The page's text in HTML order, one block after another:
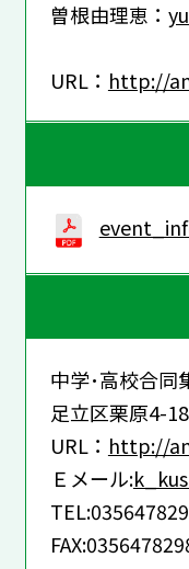
曽根由理恵：
URL： http://
中学･高校合
足立区栗原4-
URL： http://
Ｅメール: